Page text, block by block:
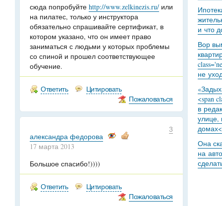
сюда попробуйте http://www.zelkinezis.ru/ или
на пилатес, только у инструктора
обязательно спрашивайте сертификат, в
котором указано, что он имеет право
заниматься с людьми у которых проблемы
со спиной и прошел соответствующее
обучение.
Ответить
Цитировать
Пожаловаться
3
александра федорова
17 марта 2013
Большое спасибо!))))
Ответить
Цитировать
Пожаловаться
и что
Вор
не
<span
в
улице,
Она
на